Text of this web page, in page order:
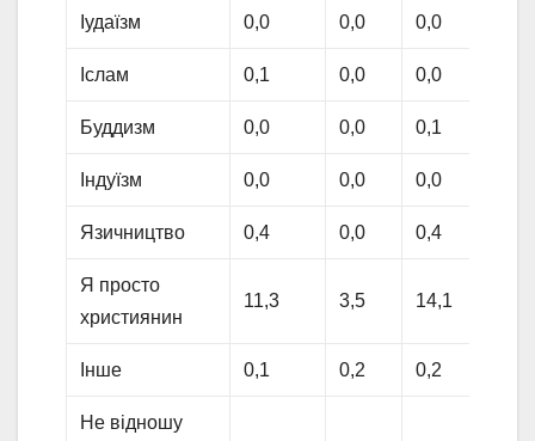
Іудаїзм 0,0 0,0 0,0
Іслам 0,1 0,0 0,0
Буддизм 0,0 0,0 0,1
Індуїзм 0,0 0,0 0,0
Язичництво 0,4 0,0 0,4
Я просто
християнин
11,3 3,5 14,1
Інше 0,1 0,2 0,2
Не відношу